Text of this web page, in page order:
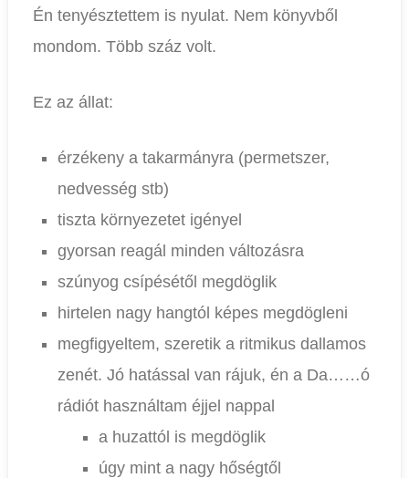
Én tenyésztettem is nyulat. Nem könyvből
mondom. Több száz volt.
Ez az állat:
érzékeny a takarmányra (permetszer,
nedvesség stb)
tiszta környezetet igényel
gyorsan reagál minden változásra
szúnyog csípésétől megdöglik
hirtelen nagy hangtól képes megdögleni
megfigyeltem, szeretik a ritmikus dallamos
zenét. Jó hatással van rájuk, én a Da……ó
rádiót használtam éjjel nappal
a huzattól is megdöglik
úgy mint a nagy hőségtől